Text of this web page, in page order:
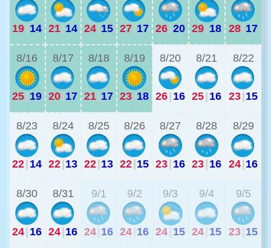
19| 14 21|14 24|15 27|17 26|20 29| 18 28|17
8/16
25| 19
8/17
20|17
8/18
21|17
8/19
23|18
8/20
26| 16
8/21
25| 16
8/22
23|15
8/23
22| 14
8/24
22|13
8/25
22|13
8/26
22|15
8/27
23| 16
8/28
23| 16
8/29
24|16
8/30
24| 16
8/31
24|16
9/1
24 16
9/2
24 16
9/3
24 15
9/4
24 15
9/5
23 15